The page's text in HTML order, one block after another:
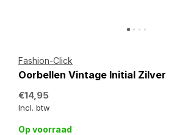
Fashion-Click
Oorbellen Vintage Initial Zilver
€14,95
Incl. btw
Op voorraad